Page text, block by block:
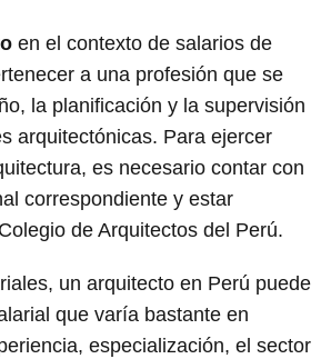
en el contexto de salarios de
a una profesión que se
la planificación y la supervisión
arquitectónicas. Para ejercer
es necesario contar con
correspondiente y estar
de Arquitectos del Perú.
un arquitecto en Perú puede
que varía bastante en
especialización, el sector